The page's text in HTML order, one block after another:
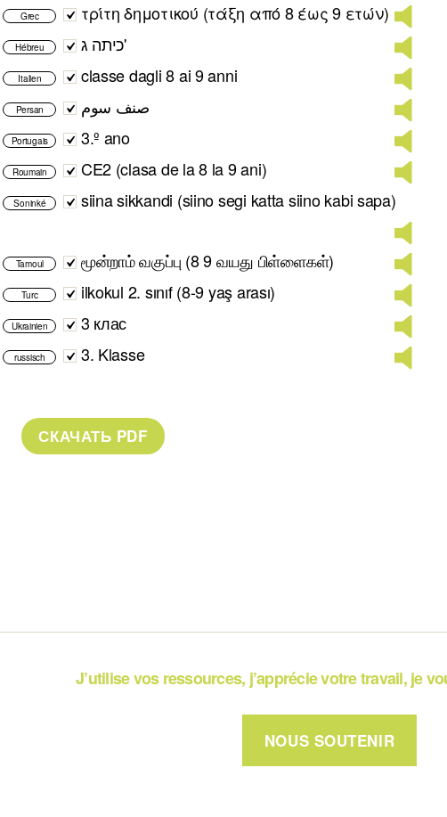
Grec τρίτη δημοτικού (τάξη από 8 έως 9 ετών)
Hébreu כיתה ג'
Italien classe dagli 8 ai 9 anni
Persan صنف سوم
Portugais 3.º ano
Roumain CE2 (clasa de la 8 la 9 ani)
Soninké siina sikkandi (siino segi katta siino kabi sapa)
Tamoul மூன்றாம் வகுப்பு (8 9 வயது பிள்ளைகள்)
Turc ilkokul 2. sınıf (8-9 yaş arası)
Ukrainien 3 клас
russisch 3. Klasse
J’utilise vos ressources, j’apprécie votre travail, je
NOUS SOUTENIR